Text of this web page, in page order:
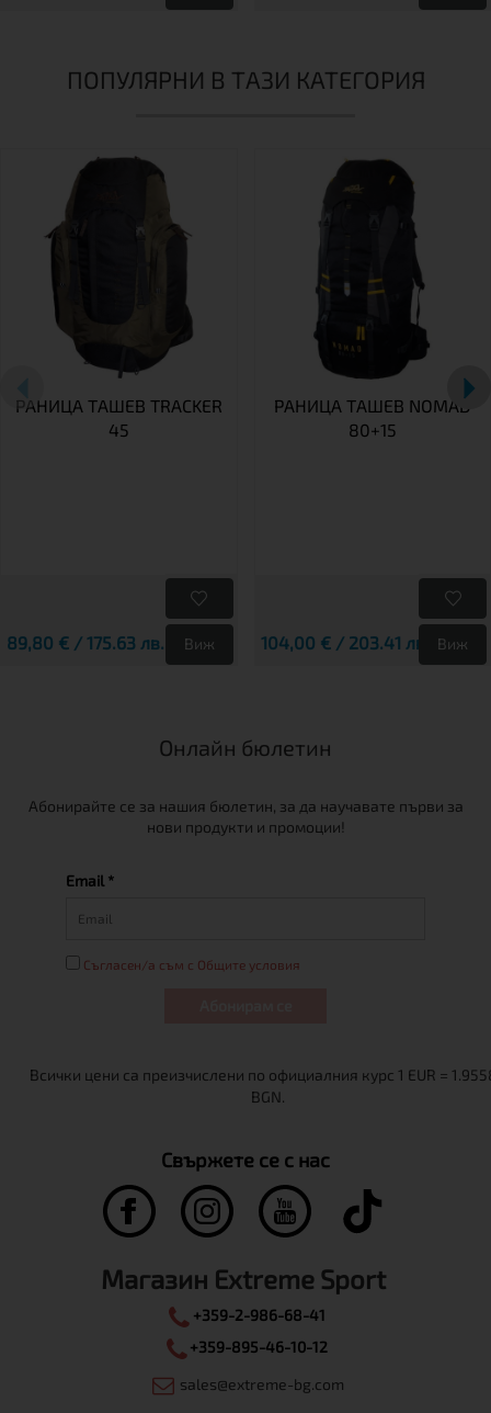
ПОПУЛЯРНИ В ТАЗИ КАТЕГОРИЯ
РАНИЦА TАШЕВ TRACKER
45
89,80 € / 175.63 лв. Виж
РАНИЦА ТАШЕВ NOMAD
80+15
104,00 € / 203.41 лв. Виж
Онлайн бюлетин
Абонирайте се за нашия бюлетин, за да научавате първи за
нови продукти и промоции!
Email *
Съгласен/а съм с Общите условия
Свържете се с нас
Магазин Extreme Sport
+359-2-986-68-41
+359-895-46-10-12
sales@extreme-bg.com